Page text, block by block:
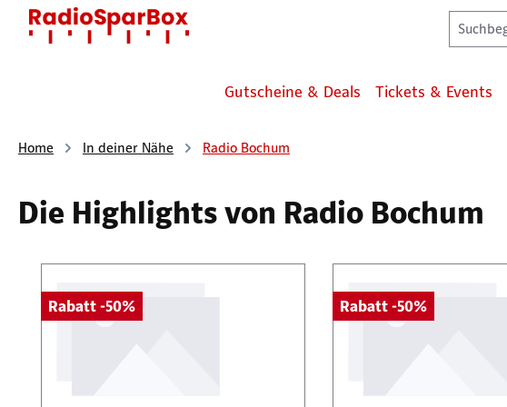
Hauptinhalt springen
Zur Suche springen
Zur Hauptnavigation springen
Gutscheine & Deals Tickets & Events
Home In deiner Nähe Radio Bochum
Die Highlights von Radio Bochum
Rabatt -50% Rabatt -50%